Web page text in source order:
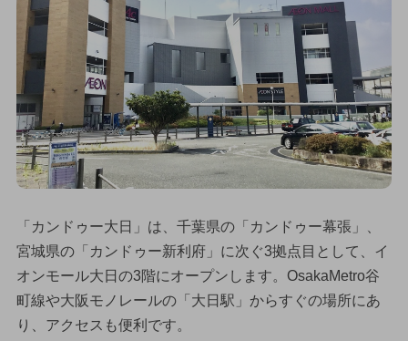
「カンドゥー大日」は、千葉県の「カンドゥー幕張」、
宮城県の「カンドゥー新利府」に次ぐ3拠点目として、イ
オンモール大日の3階にオープンします。OsakaMetro谷
町線や大阪モノレールの「大日駅」からすぐの場所にあ
り、アクセスも便利です。